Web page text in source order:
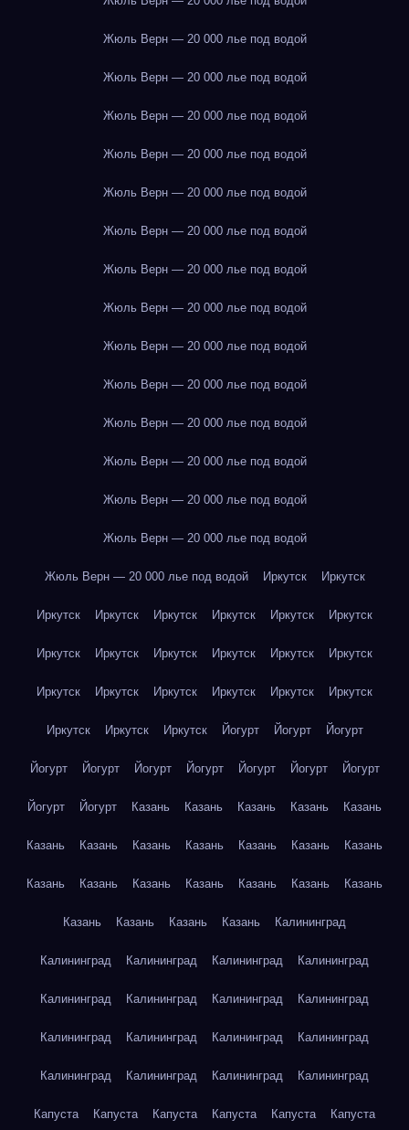
Жюль Верн — 20 000 лье под водой
Жюль Верн — 20 000 лье под водой
Жюль Верн — 20 000 лье под водой
Жюль Верн — 20 000 лье под водой
Жюль Верн — 20 000 лье под водой
Жюль Верн — 20 000 лье под водой
Жюль Верн — 20 000 лье под водой
Жюль Верн — 20 000 лье под водой
Жюль Верн — 20 000 лье под водой
Жюль Верн — 20 000 лье под водой
Жюль Верн — 20 000 лье под водой
Жюль Верн — 20 000 лье под водой
Жюль Верн — 20 000 лье под водой
Жюль Верн — 20 000 лье под водой
Жюль Верн — 20 000 лье под водой Иркутск Иркутск
Иркутск Иркутск Иркутск Иркутск Иркутск Иркутск
Иркутск Иркутск Иркутск Иркутск Иркутск Иркутск
Иркутск Иркутск Иркутск Иркутск Иркутск Иркутск
Иркутск Иркутск Иркутск Йогурт Йогурт Йогурт
Йогурт Йогурт Йогурт Йогурт Йогурт Йогурт Йогурт
Йогурт Йогурт Казань Казань Казань Казань Казань
Казань Казань Казань Казань Казань Казань Казань
Казань Казань Казань Казань Казань Казань Казань
Казань Казань Казань Казань Калининград
Калининград Калининград Калининград Калининград
Калининград Калининград Калининград Калининград
Калининград Калининград Калининград Калининград
Калининград Калининград Калининград Калининград
Капуста Капуста Капуста Капуста Капуста Капуста